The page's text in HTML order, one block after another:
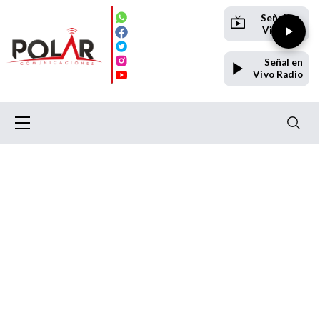
Señal en
Vivo TV
Señal en
Vivo Radio